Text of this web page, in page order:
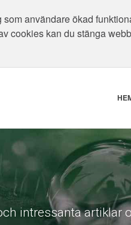
användare ökad
cookies kan du stänga
intressanta